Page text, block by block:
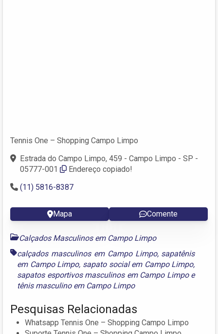
Tennis One – Shopping Campo Limpo
Estrada do Campo Limpo, 459 - Campo Limpo - SP -
05777-001
Endereço copiado!
(11) 5816-8387
Mapa Comente
Calçados Masculinos em Campo Limpo
calçados masculinos em Campo Limpo, sapatênis
em Campo Limpo, sapato social em Campo Limpo,
sapatos esportivos masculinos em Campo Limpoe
tênis masculino em Campo Limpo
Pesquisas Relacionadas
Whatsapp Tennis One – Shopping Campo Limpo